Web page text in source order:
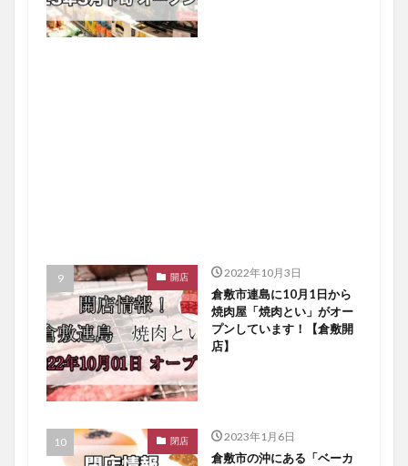
開店 2022年10月3日
倉敷市連島に10月1日から
焼肉屋「焼肉とい」がオー
プンしています！【倉敷開
店】
閉店 2023年1月6日
倉敷市の沖にある「ベーカ